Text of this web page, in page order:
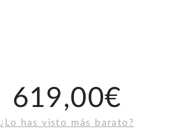
619,00€
¿Lo has visto más barato?